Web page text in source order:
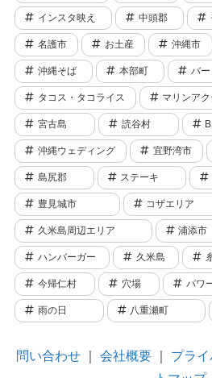
インスタ映え 中頭郡
名護市 お土産 沖縄市
沖縄そば 本部町 バ
タコス・タコライス マリンア
宮古島 読谷村
沖縄ウェディング 宜野湾市
島尻郡 ステーキ
豊見城市 コザエリア
久米島周辺エリア 浦添市
ハンバーガー 久米島
今帰仁村 穴場 パワ
雨の日 八重瀬町
問い合わせ 会社概要 プラ